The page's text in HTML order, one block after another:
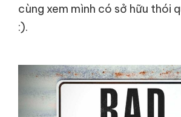
cùng xem mình có sở hữu thói
:).